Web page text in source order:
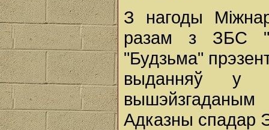
З нагоды
разам з ЗБС
"Будзьма"
выданняў у
Адказны спадар